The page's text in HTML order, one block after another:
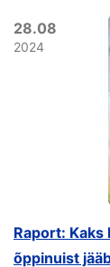
28.08
2024
Raport:
õppinuist